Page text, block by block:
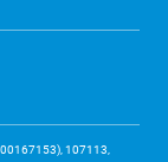
107113,